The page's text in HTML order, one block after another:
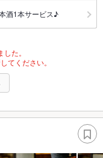
酒1本サービス♪
た。
てください。